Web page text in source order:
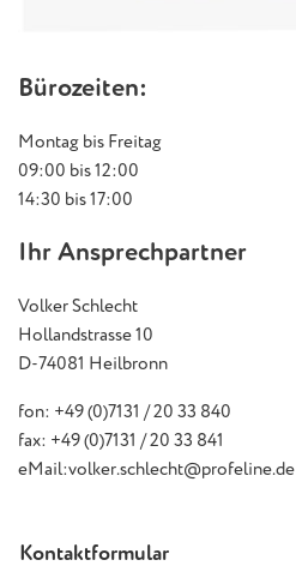
Bürozeiten:
Montag bis Freitag
09:00 bis 12:00
14:30 bis 17:00
Ihr Ansprechpartner
Volker Schlecht
Hollandstrasse 10
D-74081 Heilbronn
fon: +49 (0)7131 / 20 33 840
fax: +49 (0)7131 / 20 33 841
eMail:volker.schlecht@profeline.de
Kontaktformular